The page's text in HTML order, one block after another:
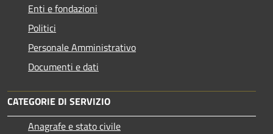
Enti e fondazioni
Politici
Personale Amministrativo
Documenti e dati
CATEGORIE DI SERVIZIO
Anagrafe e stato civile